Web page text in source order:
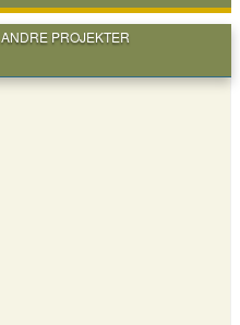
ANDRE PROJEKTER